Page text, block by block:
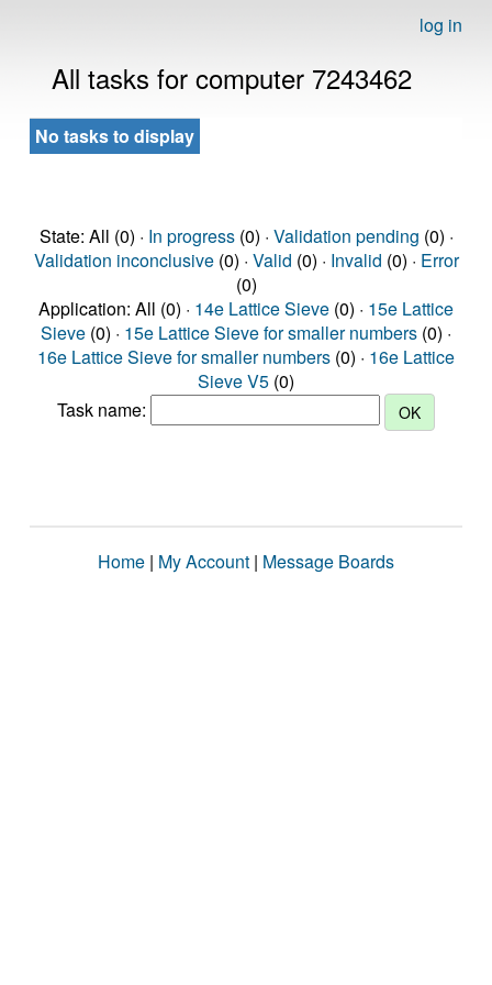
log in
All tasks for computer 7243462
No tasks to display
State: All (0) · In progress(0) · Validation pending (0) ·
Validation inconclusive(0) · Valid (0) · Invalid (0) · Error
(0)
Application: All (0) · 14e Lattice Sieve (0) · 15e Lattice
Sieve (0) · 15e Lattice Sieve for smaller numbers (0) ·
16e Lattice Sieve for smaller numbers (0) · 16e Lattice
Sieve V5 (0)
Task name:
Home | My Account | Message Boards